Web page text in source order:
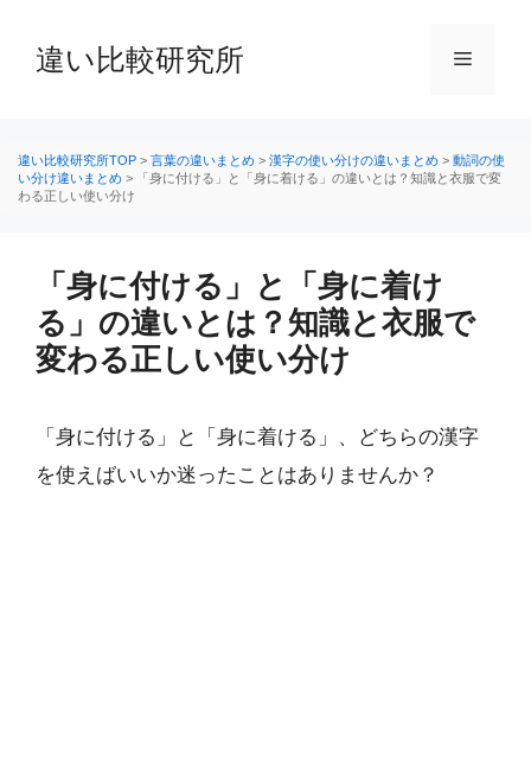
へ
違い比較研究所 メ
違い比較研究所TOP > 言葉の違いまとめ > 漢字の使い分けの違いまとめ > 動詞の使
い分け違いまとめ >
「身に付ける」と「身に着ける」の違いとは？知識と衣服で変
わる正しい使い分け
「身に付ける」と「身に着け
る」の違いとは？知識と衣服で
変わる正しい使い分け
「身に付ける」と「身に着ける」、どちらの漢字
を使えばいいか迷ったことはありませんか？